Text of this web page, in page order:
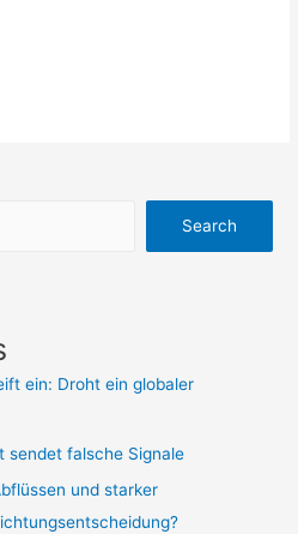
Search
ein: Droht ein globaler
sendet falsche Signale
und starker